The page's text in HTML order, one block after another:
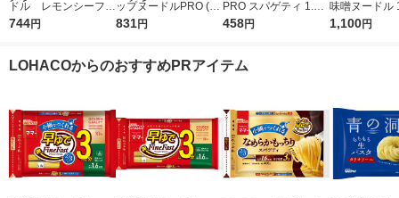
ドル レモンシーフー
ドヌードル 日清食品
ン
744円
ップヌードルPRO (プ
ロ) 高たんぱく＆低糖
メン
831円
PRO スパゲティ 1.6m
m 1kg 1個 日清製粉ウ
458円
味噌ヌードル
黒食品工業
1,100円
LOHACOからのおすすめPRアイテム